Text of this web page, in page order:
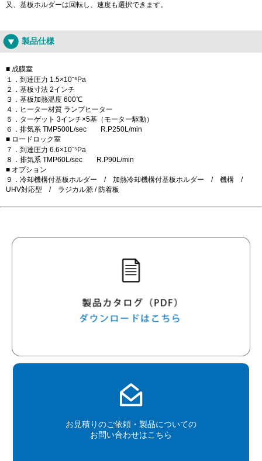
又、基板ホルダーは回転し、速度も選択できます。
製品仕様
■ 成膜室
１．到達圧力 1.5×10⁻⁶Pa
２．基板寸法 2インチ
３．基板加熱温度 600℃
４．ヒーター材質 ランプヒーター
５．ターゲット 3インチ×5基（モーター駆動）
６．排気系 TMP500L/sec R.P250L/min
■ ロードロック室
７．到達圧力 6.6×10⁻⁵Pa
８．排気系 TMP60L/sec R.P90L/min
■ オプション
９．冷却機構付基板ホルダー / 加熱冷却機構付基板ホルダー / 機構 /
UHV対応型 / ラジカル源 / 防着板
お見積りのご依頼・製品についての
お問い合わせはこちら